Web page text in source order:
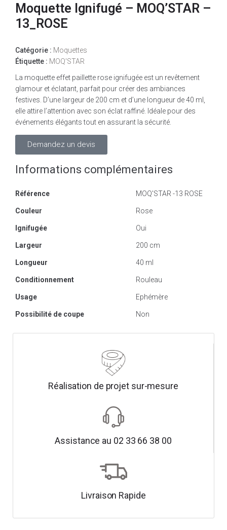
Moquette Ignifugé – MOQ’STAR –
13_ROSE
Catégorie : Moquettes
Étiquette : MOQ'STAR
La moquette effet paillette rose ignifugée est un revêtement
glamour et éclatant, parfait pour créer des ambiances
festives. D’une largeur de 200 cm et d’une longueur de 40 ml,
elle attire l’attention avec son éclat raffiné. Idéale pour des
événements élégants tout en assurant la sécurité.
Demandez un devis
Informations complémentaires
Référence MOQ'STAR -13 ROSE
Couleur Rose
Ignifugée Oui
Largeur 200 cm
Longueur 40 ml
Conditionnement Rouleau
Usage Ephémère
Possibilité de coupe Non
Réalisation de projet sur-mesure
Assistance au 02 33 66 38 00
Livraison Rapide